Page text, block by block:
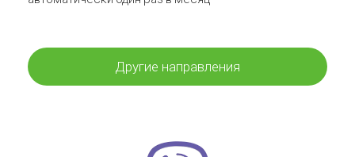
Другие направления